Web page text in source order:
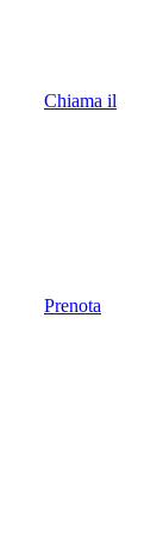
Chiama il
Prenota